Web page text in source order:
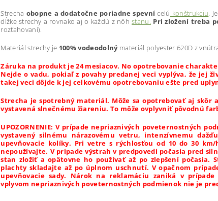
Strecha obopne a dodatočne poriadne spevnícelú konštrukciu.
dĺžke strechy a rovnako aj o každú z nôhstanu. Pri zložení treba
rozťahovaní).
Materiál strechy je 100% vodeodolnýmateriál polyester 620D z
Záruka na produkt je 24 mesiacov. No opotrebovanie
Nejde o vadu, pokiaľ z povahy predanej veci vyplýva, že jej
takej veci dôjde k jej celkovému opotrebovaniu ešte pred
Strecha je spotrebný materiál. Môže sa opotrebovať aj skôr
vystavená slnečnému žiareniu. To môže ovplyvniť pôvodnú
UPOZORNENIE: V prípade nepriaznivých poveternostných
vystavený silnému nárazovému vetru, intenzívnemu
upevňovacie kolíky. Pri vetre s rýchlosťou od 10 do 30
nepoužívajte. V prípade výstrah v predpovedi počasia pred
stan zložiť a opätovne ho používať až po zlepšení
plachty skladajte až po úplnom uschnutí. V opačnom
upevňovacie sady. Nárok na reklamáciu zaniká v prípade
vplyvom nepriaznivých poveternostných podmienok nie je